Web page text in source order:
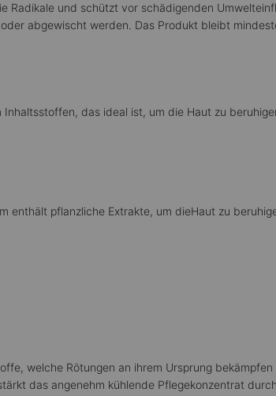
Radikale und schützt vor schädigenden
abgewischt werden. Das Produkt bleibt
das ideal ist, um die Haut zu
pflanzliche Extrakte, um dieHaut zu
welche Rötungen an ihrem Ursprung
das angenehm kühlende Pflegekonzentrat